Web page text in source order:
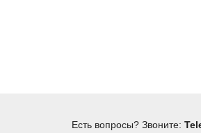
Есть вопросы? Звоните: